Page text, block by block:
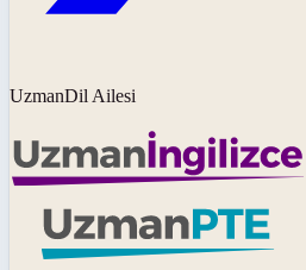
UzmanDil Ailesi